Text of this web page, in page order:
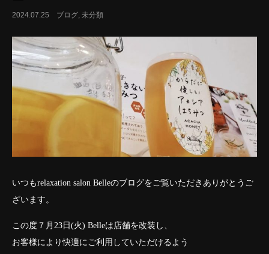
2024.07.25 ブログ 未分類
いつもrelaxation salon Belleのブログをご覧いただきありがとうご
ざいます。
この度７月23日(火) Belleは店舗を改装し、
お客様により快適にご利用していただけるよう